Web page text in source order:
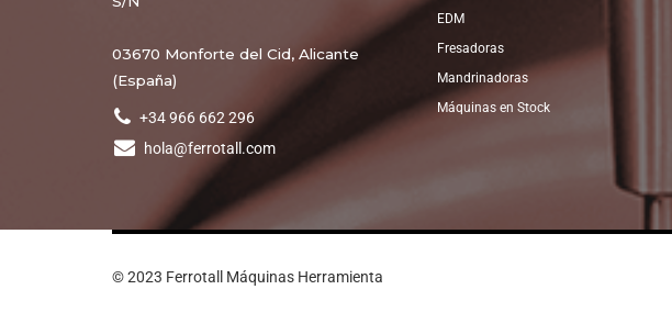
03670 Monforte del Cid, Alicante
(España)
+34 966 662 296
hola@ferrotall.com
EDM
Fresadoras
Mandrinadoras
Máquinas en Stock
© 2023 Ferrotall Máquinas Herramienta